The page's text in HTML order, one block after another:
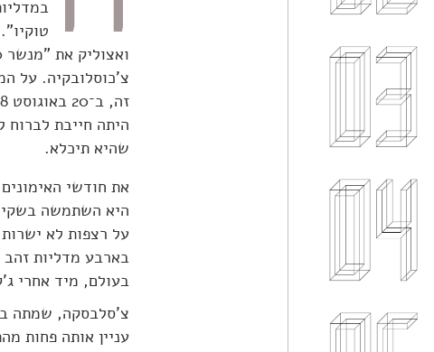
היתה חייבת לברוח
שהיא תיכלא.
את חודשי
היא השתמשה בשקי
על רצפות לא ישרות
בארבע מדליות
בעולם, מיד אחרי
עניין אותה פחות